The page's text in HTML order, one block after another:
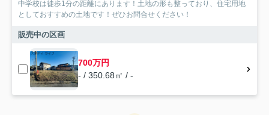
中学校は徒歩1分の距離にあります！土地の形も整っており、住宅用地
としておすすめの土地です！ぜひお問合せください！
販売中の区画
700万円
- / 350.68㎡ / -